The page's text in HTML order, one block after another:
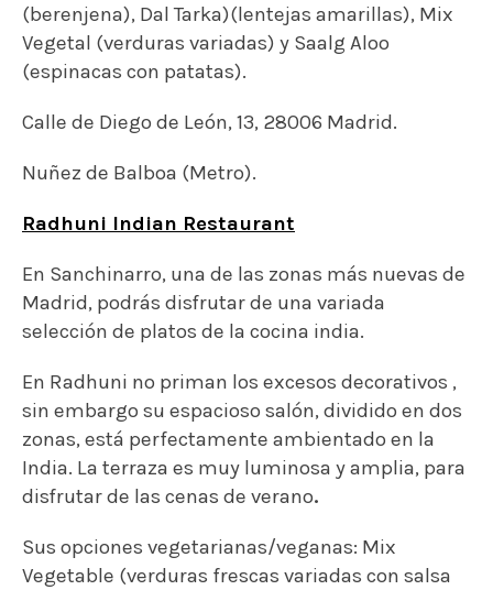
(berenjena), Dal Tarka)(lentejas amarillas), Mix
Vegetal (verduras variadas) y Saalg Aloo
(espinacas con patatas).
Calle de Diego de León, 13, 28006 Madrid.
Nuñez de Balboa (Metro).
Radhuni Indian Restaurant
En Sanchinarro, una de las zonas más nuevas de
Madrid, podrás disfrutar de una variada
selección de platos de la cocina india.
En Radhuni no priman los excesos decorativos ,
sin embargo su espacioso salón, dividido en dos
zonas, está perfectamente ambientado en la
India. La terraza es muy luminosa y amplia, para
disfrutar de las cenas de verano.
Sus opciones vegetarianas/veganas: Mix
Vegetable (verduras frescas variadas con salsa